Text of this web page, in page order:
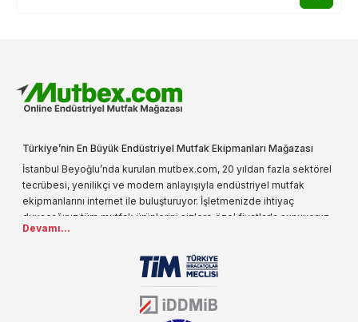
Türkiye’nin En Büyük Endüstriyel Mutfak Ekipmanları Mağazası
İstanbul Beyoğlu’nda kurulan mutbex.com, 20 yıldan fazla sektörel
tecrübesi, yenilikçi ve modern anlayışıyla endüstriyel mutfak
ekipmanlarını internet ile buluşturuyor. İşletmenizde ihtiyaç
duyacağınız tüm mutfak ürünlerini sizlere özel fiyatlarla sunuyoruz.
Endüstriyel mutfak malzemesi deyince akla gelen ilk adreslerden
sektörün farklı alanlarında da faliyet gösteren mutbex.com,
Öztiryakiler resmi bayisidir. Öztiryakiler ürünleri üzerinde büyük bir
donanıma sahip ekibi ile müşterilerine koşulsuz destek sunan
mutbex.com ile endüstriyel mutfak malzemeleri konusunda
Devamı...